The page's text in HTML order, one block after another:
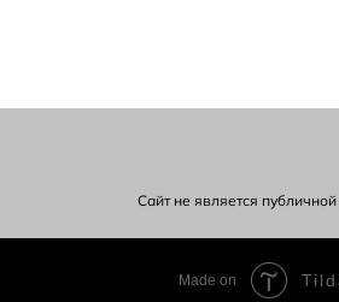
Сайт не является
Made on